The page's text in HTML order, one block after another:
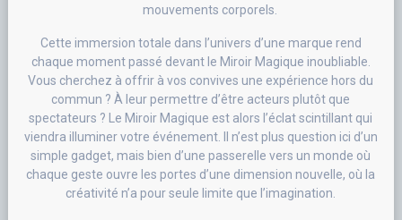
mouvements corporels.
Cette immersion totale dans l’univers d’une marque rend
chaque moment passé devant le Miroir Magique inoubliable.
Vous cherchez à offrir à vos convives une expérience hors du
commun ? À leur permettre d’être acteurs plutôt que
spectateurs ? Le Miroir Magique est alors l’éclat scintillant qui
viendra illuminer votre événement. Il n’est plus question ici d’un
simple gadget, mais bien d’une passerelle vers un monde où
chaque geste ouvre les portes d’une dimension nouvelle, où la
créativité n’a pour seule limite que l’imagination.